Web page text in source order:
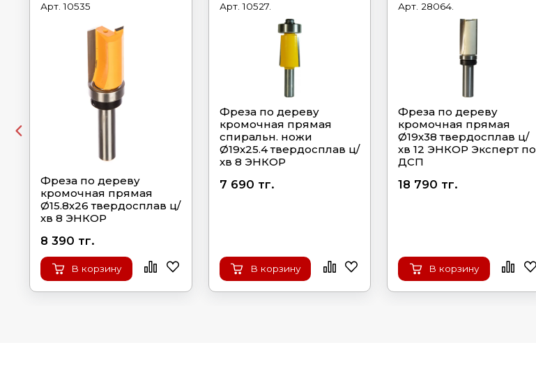
Арт.10535
Фреза по дереву
кромочная прямая
Ø15.8х26 твердосплав ц/
хв 8 ЭНКОР
8 390 тг.
В корзину
Арт.10527.
Фреза по дереву
кромочная прямая
спиральн. ножи
Ø19х25.4 твердосплав ц/
хв 8 ЭНКОР
7 690 тг.
В корзину
Арт. 28064.
Фреза по дереву
кромочная прямая
Ø19х38 твердосплав ц/
хв 12 ЭНКОР Эксперт по
ДСП
18 790 тг.
В корзину